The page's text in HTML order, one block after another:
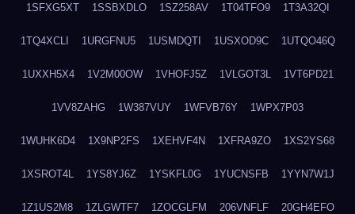
1SFXG5XT 1SSBXDLO 1SZ258AV 1T04TFO9 1T3A32QI
1TQ4XCLI 1URGFNU5 1USMDQTI 1USXOD9C 1UTQO46Q
1UXXH5X4 1V2M00OW 1VHOFJ5Z 1VLGOT3L 1VT6PD21
1VV8ZAHG 1W387VUY 1WFVB76Y 1WPX7P03
1WUHK6D4 1X9NP2FS 1XEHVF4N 1XFRA9ZO 1XS2YS68
1XSROT4L 1YS8YJ6Z 1YSKFL0G 1YUCNSFB 1YYN7W1J
1Z1US2M8 1ZLGWTF7 1ZOCGLFM 206VNFLF 20GH4EFO